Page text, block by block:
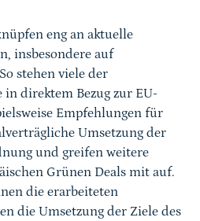
eng an aktuelle
insbesondere auf
stehen viele der
direktem Bezug zur EU-
Empfehlungen für
Umsetzung der
und greifen weitere
Grünen Deals mit auf.
die erarbeiteten
die Umsetzung der Ziele des